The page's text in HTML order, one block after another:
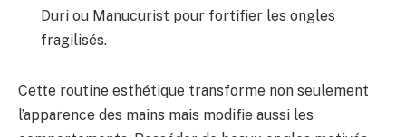
Duri ou Manucurist pour fortifier les ongles
fragilisés.
Cette routine esthétique transforme non seulement
l’apparence des mains mais modifie aussi les